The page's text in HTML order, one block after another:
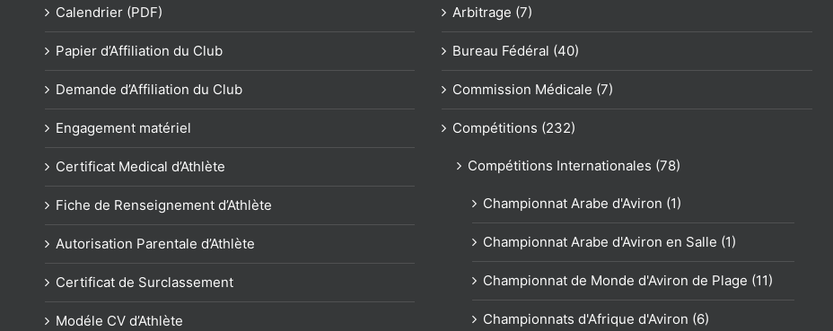
Calendrier (PDF)
Papier d’Affiliation du Club
Demande d’Affiliation du Club
Engagement matériel
Certificat Medical d’Athlète
Fiche de Renseignement d’Athlète
Autorisation Parentale d’Athlète
Certificat de Surclassement
Modéle CV d’Athlète
Arbitrage (7)
Bureau Fédéral (40)
Commission Médicale (7)
Compétitions (232)
Compétitions Internationales (78)
Championnat Arabe d'Aviron (1)
Championnat Arabe d'Aviron en Salle (1)
Championnat de Monde d'Aviron de Plage (11)
Championnats d'Afrique d'Aviron (6)